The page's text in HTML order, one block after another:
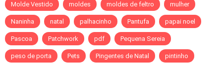
Molde Vestido moldes moldes de feltro mulher
Naninha natal palhacinho Pantufa papai noel
Pascoa Patchwork pdf Pequena Sereia
peso de porta Pets Pingentes de Natal pintinho